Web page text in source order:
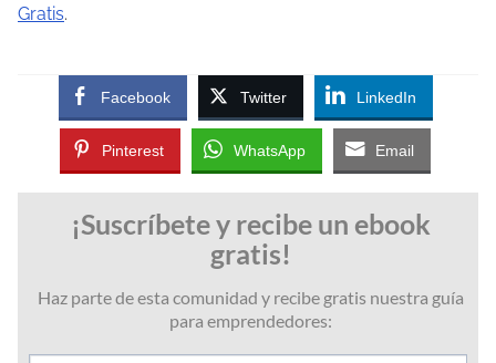
Gratis.
Facebook Twitter LinkedIn
Pinterest WhatsApp Email